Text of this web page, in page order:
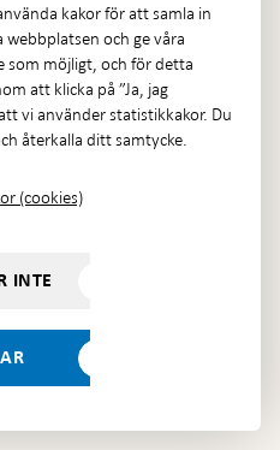
-
Öppnas
i
ny
kakor för att samla in
och ge våra
som möjligt, och för detta
att klicka på ”Ja, jag
vi använder statistikkakor. Du
återkalla ditt samtycke.
(cookies)
INTE